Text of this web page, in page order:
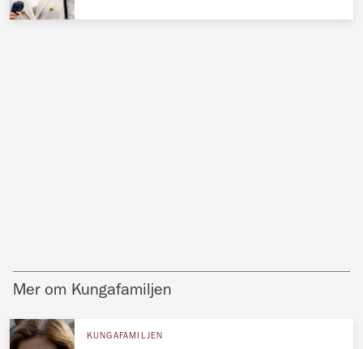
Mer om Kungafamiljen
KUNGAFAMILJEN